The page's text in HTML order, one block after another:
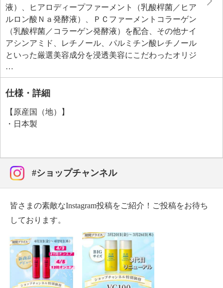
液）、ヒアロディープファーメント（乳酸桿菌／ヒア
ルロン酸Ｎａ発酵液）、ＰＣファーメントコラーゲン
（乳酸桿菌／コラーゲン発酵液）を配合、その他ナイ
アシンアミド、レチノール、パルミチン酸レチノール
といった厳選美容成分を浸透美容にこだわったオリジ
ナル仕様で配合し、お肌にツヤ、ハリ、潤いを与え、
キメを整え、お肌を引き締め、肌荒れを防ぎ、なめら
かにします。
合成香料不使用、ノンアルコール、タール系色素不使
用、紫外線吸収剤不使用
仕様・詳細
【原産国（地）】
・日本製
#ショップチャンネル
皆さまの素敵なInstagram投稿をご紹介！ご投稿をお待ち
しております。